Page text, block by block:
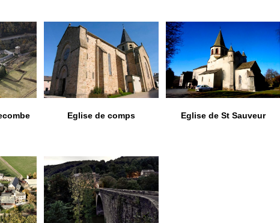
Eglise de comps Eglise de St Sauveur